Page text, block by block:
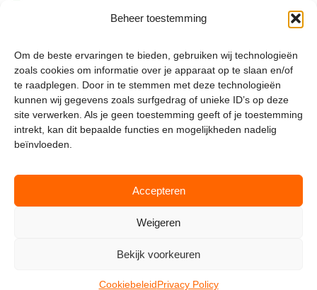
Beheer toestemming
Om de beste ervaringen te bieden, gebruiken wij technologieën
zoals cookies om informatie over je apparaat op te slaan en/of
te raadplegen. Door in te stemmen met deze technologieën
kunnen wij gegevens zoals surfgedrag of unieke ID’s op deze
site verwerken. Als je geen toestemming geeft of je toestemming
intrekt, kan dit bepaalde functies en mogelijkheden nadelig
beïnvloeden.
Accepteren
Weigeren
Bekijk voorkeuren
CookiebeleidPrivacy Policy
hetindustriehuis B.V.
De Hoek 1 1601 MR Enkhuizen
t.0228 53 00 40
e.info@hetindustriehuis.com
KVK 51483904
BTW NL850044522B01